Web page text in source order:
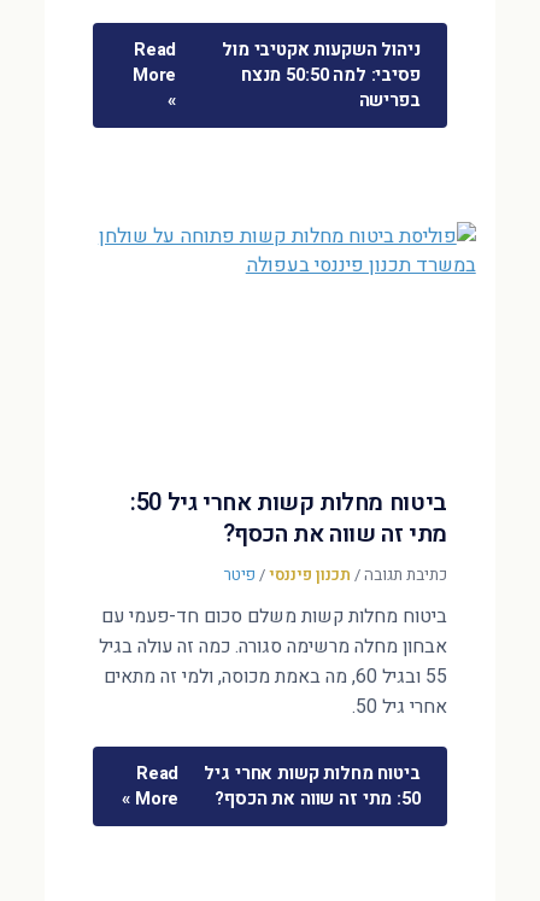
ניהול השקעות אקטיבי מול
פסיבי: למה 50:50 מנצח
בפרישה
Read
More
»
ביטוח מחלות קשות אחרי גיל 50:
מתי זה שווה את הכסף?
כתיבת תגובה/ תכנון פיננסי/ פיטר
ביטוח מחלות קשות משלם סכום חד-פעמי עם
אבחון מחלה מרשימה סגורה. כמה זה עולה בגיל
55 ובגיל 60, מה באמת מכוסה, ולמי זה מתאים
אחרי גיל 50.
ביטוח מחלות קשות אחרי גיל
50: מתי זה שווה את הכסף?
Read
More »